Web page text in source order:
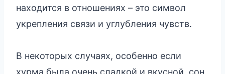
находится в отношениях – это символ
укрепления связи и углубления чувств.
В некоторых случаях, особенно если
хурма была очень сладкой и вкусной, сон